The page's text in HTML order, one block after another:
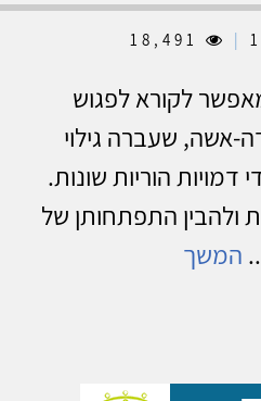
|
לקורא לפגוש
אשה, שעברה גילוי
דמויות הוריות שונות.
ולהבין התפתחותן של
המשך